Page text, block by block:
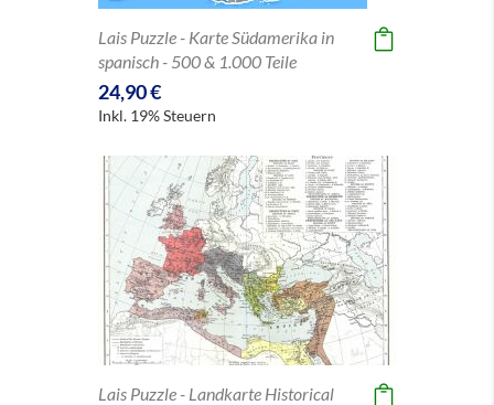
Lais Puzzle - Karte Südamerika in
spanisch - 500 & 1.000 Teile
24,90 €
Inkl. 19% Steuern
Lais Puzzle - Landkarte Historical